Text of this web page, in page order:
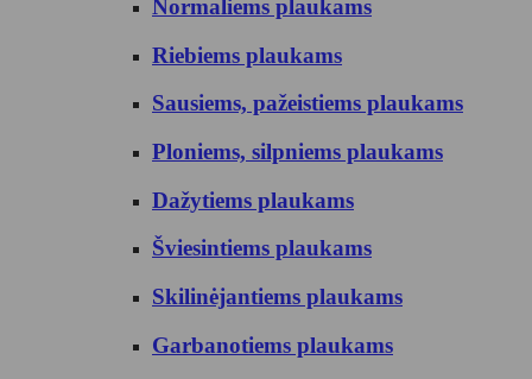
Normaliems plaukams
Riebiems plaukams
Sausiems, pažeistiems plaukams
Ploniems, silpniems plaukams
Dažytiems plaukams
Šviesintiems plaukams
Skilinėjantiems plaukams
Garbanotiems plaukams